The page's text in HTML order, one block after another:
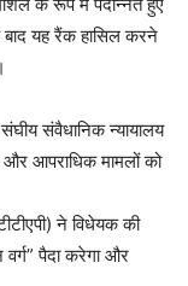
यह रैंक हासिल करने
संवैधानिक न्यायालय
और आपराधिक मामलों को
ने विधेयक की
पैदा करेगा और